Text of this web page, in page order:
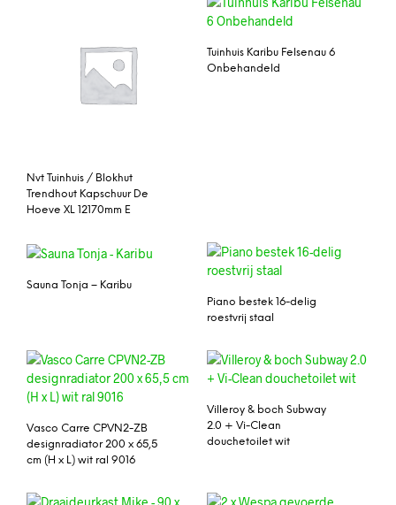
Nvt Tuinhuis / Blokhut
Trendhout Kapschuur De
Hoeve XL 12170mm E
Tuinhuis Karibu Felsenau 6
Onbehandeld
Sauna Tonja – Karibu
Piano bestek 16-delig
roestvrij staal
Vasco Carre CPVN2-ZB
designradiator 200 x 65,5
cm (H x L) wit ral 9016
Villeroy & boch Subway
2.0 + Vi-Clean
douchetoilet wit